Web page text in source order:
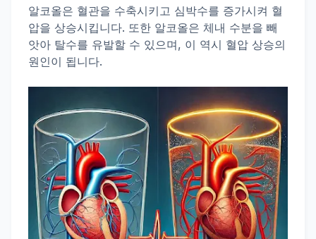
알코올은 혈관을 수축시키고 심박수를 증가시켜 혈
압을 상승시킵니다. 또한 알코올은 체내 수분을 빼
앗아 탈수를 유발할 수 있으며, 이 역시 혈압 상승의
원인이 됩니다.